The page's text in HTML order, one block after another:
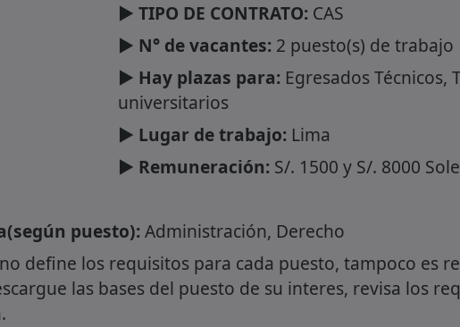
► TIPO DE CONTRATO:CAS
► N° de vacantes:2 puesto(s) de trabajo
► Hay plazas para:Egresados Técnicos,
universitarios
► Lugar de trabajo:Lima
► Remuneración:S/. 1500 y S/. 8000
puesto):Administración, Derecho
define los requisitos para cada puesto, tampoco es
las bases del puesto de su interes, revisa los